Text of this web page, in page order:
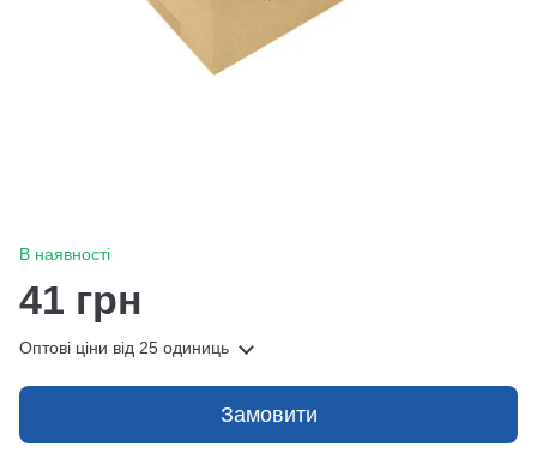
В наявності
41 грн
Оптові ціни від 25 одиниць
Замовити